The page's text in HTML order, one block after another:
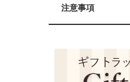
注意事項